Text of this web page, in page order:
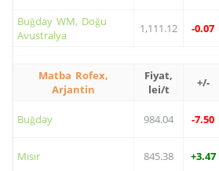
Buğday WM, Doğu
Avustralya
1,111.12 -0.07
Matba Rofex,
Arjantin
Fiyat,
lei/t
+/-
Buğday 984.04 -7.50
Mısır 845.38 +3.47